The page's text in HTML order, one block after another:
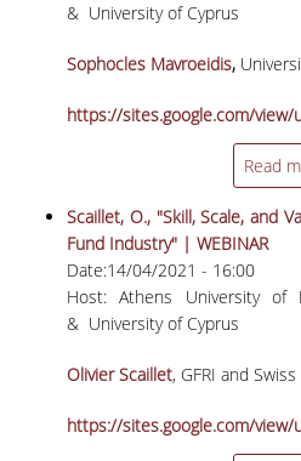
ΜΕΛΗ ΔΕΠ
ΕΠΙΤΙΜΟΙ
ΕΝΤΕΤΑΛΜΕΝΟΙ
ΔΙΟΙΚΗΤΙΚΟ
ΕΡΓΑΣΤΗΡΙΑΚΟ
ΤΜΗΜΑΤΟΣ
ΜΗΤΡΩΑ ΜΕΛΩΝ
& University of Cyprus
Sophocles Mavroeidis,
https://sites.google.com/view/
Read
Scaillet, O., "Skill, Scale, and
Fund Industry" | WEBINAR
Date:14/04/2021 - 16:00
Host: Αthens University of
& University of Cyprus
Olivier Scaillet, GFRI and
https://sites.google.com/view/